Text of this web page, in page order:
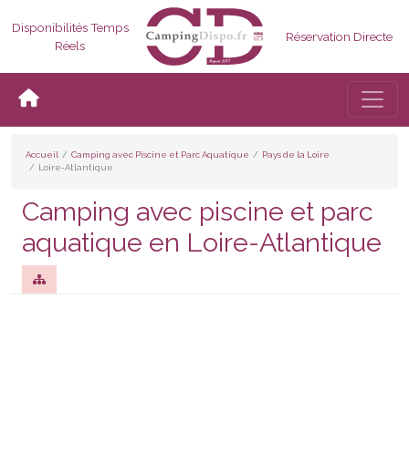
Disponibilités Temps
Réels
Réservation Directe
Accueil Camping avec Piscine et Parc Aquatique
Pays de la Loire
Loire-Atlantique
Camping avec piscine et parc
aquatique en Loire-Atlantique